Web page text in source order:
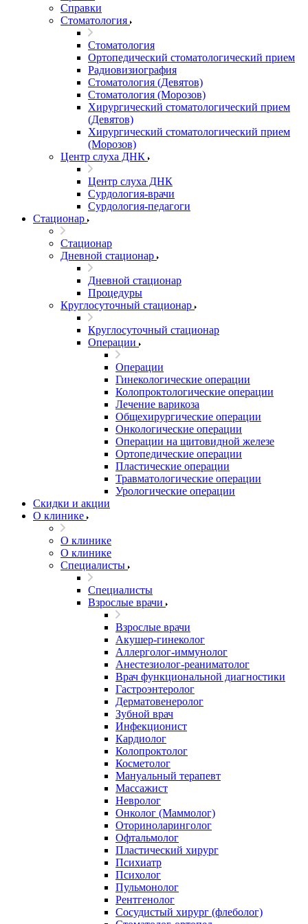
Справки
Стоматология
Стоматология
Ортопедический стоматологический прием
Радиовизиография
Стоматология (Девятов)
Стоматология (Морозов)
Хирургический стоматологический прием
(Девятов)
Хирургический стоматологический прием
(Морозов)
Центр слуха ДНК
Центр слуха ДНК
Сурдология-врачи
Сурдология-педагоги
Стационар
Стационар
Дневной стационар
Дневной стационар
Процедуры
Круглосуточный стационар
Круглосуточный стационар
Операции
Операции
Гинекологические операции
Колопроктологические операции
Лечение варикоза
Общехирургические операции
Онкологические операции
Операции на щитовидной железе
Ортопедические операции
Пластические операции
Травматологические операции
Урологические операции
Скидки и акции
О клинике
О клинике
О клинике
Специалисты
Специалисты
Взрослые врачи
Взрослые врачи
Акушер-гинеколог
Аллерголог-иммунолог
Анестезиолог-реаниматолог
Врач функциональной диагностики
Гастроэнтеролог
Дерматовенеролог
Зубной врач
Инфекционист
Кардиолог
Колопроктолог
Косметолог
Мануальный терапевт
Массажист
Невролог
Онколог (Маммолог)
Оториноларинголог
Офтальмолог
Пластический хирург
Психиатр
Психолог
Пульмонолог
Рентгенолог
Сосудистый хирург (флеболог)